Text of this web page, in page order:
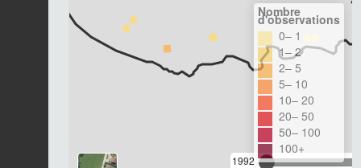
1992
Nombre
d'observations
0– 1
1– 2
2– 5
5– 10
10– 20
20– 50
50– 100
100+